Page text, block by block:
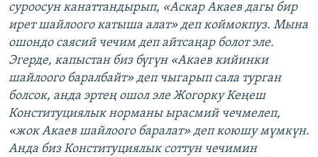
суроосун канаттандырып, «Аскар Акаев дагы бир
ирет шайлоого катыша алат» деп коймокпуз. Мына
ошондо саясий чечим деп айтсаңар болот эле.
Эгерде, капыстан биз бүгүн «Акаев кийинки
шайлоого баралбайт» деп чыгарып сала турган
болсок, анда эртең ошол эле Жогорку Кеңеш
Конституциялык норманы ырасмий чечмелеп,
«жок Акаев шайлоого баралат» деп коюшу мүмкүн.
Анда биз Конституциялык соттун чечимин